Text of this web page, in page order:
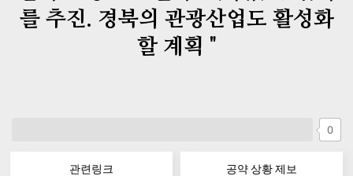
를 추진. 경북의 관광산업도 활성화
할 계획 "
0
관련링크 공약 상황 제보